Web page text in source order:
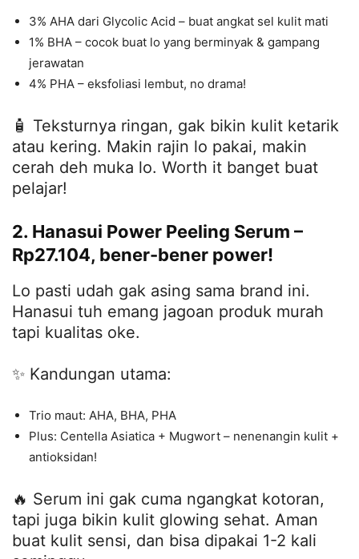
3% AHA dari Glycolic Acid – buat angkat sel kulit mati
1% BHA – cocok buat lo yang berminyak & gampang
jerawatan
4% PHA – eksfoliasi lembut, no drama!
🧴 Teksturnya ringan, gak bikin kulit ketarik
atau kering. Makin rajin lo pakai, makin
cerah deh muka lo. Worth it banget buat
pelajar!
2. Hanasui Power Peeling Serum –
Rp27.104, bener-bener power!
Lo pasti udah gak asing sama brand ini.
Hanasui tuh emang jagoan produk murah
tapi kualitas oke.
✨ Kandungan utama:
Trio maut: AHA, BHA, PHA
Plus: Centella Asiatica + Mugwort – nenenangin kulit +
antioksidan!
🔥 Serum ini gak cuma ngangkat kotoran,
tapi juga bikin kulit glowing sehat. Aman
buat kulit sensi, dan bisa dipakai 1-2 kali